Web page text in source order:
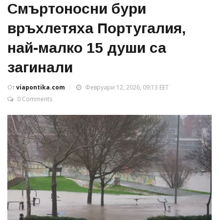
Смъртоносни бури
връхлетяха Португалия,
най-малко 15 души са
загинали
Отviapontika.com
Февруари 12, 2026, 09:13 EET
0 Comments